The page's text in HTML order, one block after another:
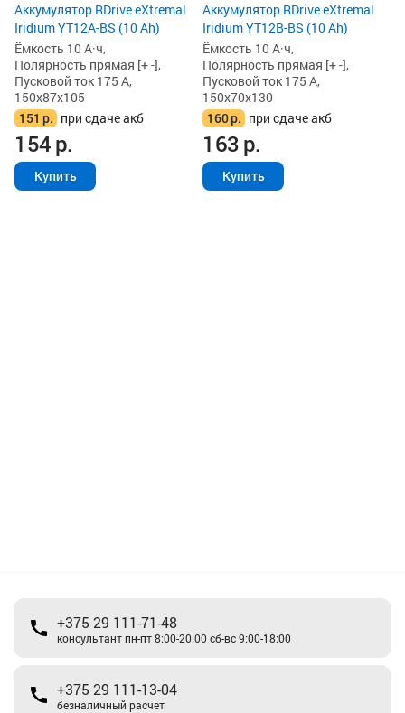
Аккумулятор RDrive eXtremal
Iridium YT12A-BS (10 Ah)
Ёмкость 10 А·ч,
Полярность прямая [+ -],
Пусковой ток 175 А,
150x87x105
151 р. при сдаче акб
154р.
Купить
Аккумулятор RDrive eXtremal
Iridium YT12B-BS (10 Ah)
Ёмкость 10 А·ч,
Полярность прямая [+ -],
Пусковой ток 175 А,
150x70x130
160р. при сдаче акб
163р.
Купить
+375 29 111-71-48
консультант пн-пт 8:00-20:00 сб-вс 9:00-18:00
+375 29 111-13-04
безналичный расчет